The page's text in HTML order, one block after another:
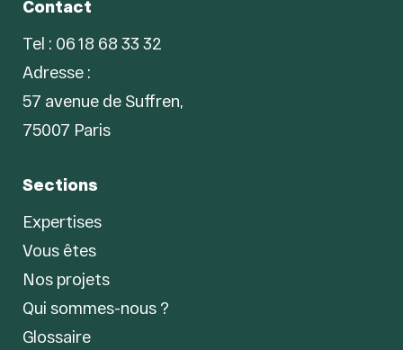
Contact
Tel : 06 18 68 33 32
Adresse :
57 avenue de Suffren,
75007 Paris
Sections
Expertises
Vous êtes
Nos projets
Qui sommes-nous ?
Glossaire